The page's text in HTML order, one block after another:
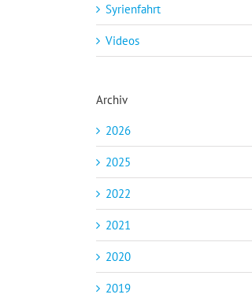
Syrienfahrt
Videos
Archiv
2026
2025
2022
2021
2020
2019